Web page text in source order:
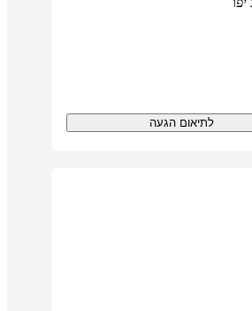
לתיאום הגעה